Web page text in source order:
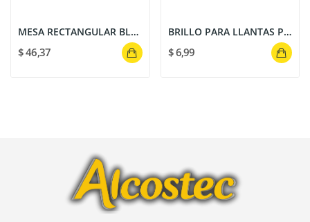
MESA RECTANGULAR BLANCA PLEGABLE 180X73CM
$ 46,37
BRILLO PARA LLANTAS PREMIUM CAR: ACABADO...
$ 6,99